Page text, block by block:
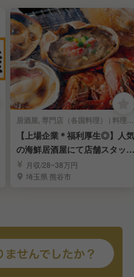
居酒屋, 専門店（各国料理） | 料理長・料理長候補
【上場企業＊福利厚生◎】人気
の海鮮居酒屋にて店舗スタッフ
を募集
月収/28~38万円
埼玉県 熊谷市